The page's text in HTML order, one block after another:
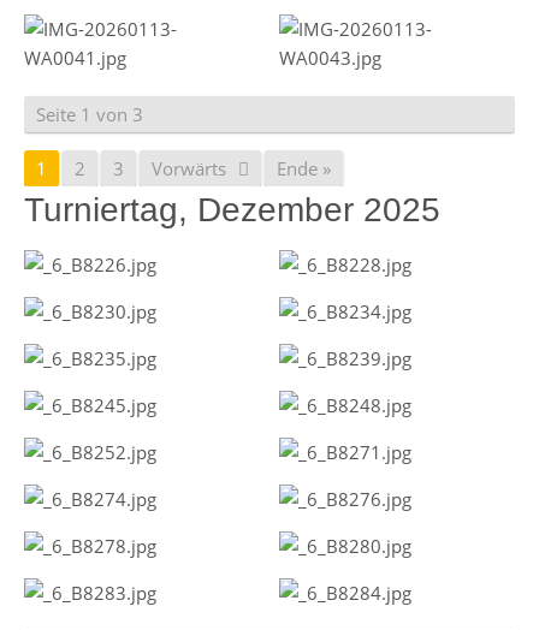
Seite 1 von 3
1 2 3 Vorwärts Ende »
Turniertag, Dezember 2025